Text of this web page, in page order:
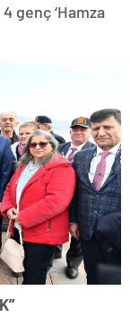
genç ‘Hamza